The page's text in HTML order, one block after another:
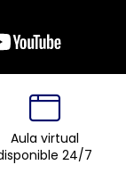
Aula virtual
24/7